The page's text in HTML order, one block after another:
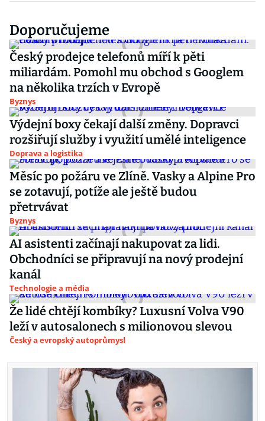
Doporučujeme
Český prodejce telefonů míří k pěti
miliardám. Pomohl mu obchod s Googlem
na několika trzích v Evropě
Byznys
Výdejní boxy čekají další změny. Dopravci
rozšiřují služby i využití umělé inteligence
Doprava a logistika
Měsíc po požáru ve Zlíně. Vasky a Alpine Pro
se zotavují, potíže ale ještě budou
přetrvávat
Byznys
AI asistenti začínají nakupovat za lidi.
Obchodníci se připravují na nový prodejní
kanál
Technologie a média
Že lidé chtějí kombíky? Luxusní Volva V90
leží v autosalonech s milionovou slevou
Český a evropský autoprůmysl